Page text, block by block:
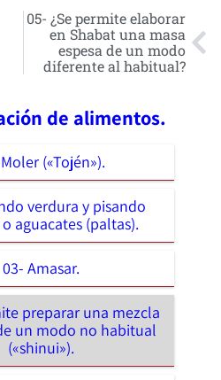
05- ¿Se permite elaborar
en Shabat una masa
espesa de un modo
diferente al habitual?
de alimentos.
(«Tojén»).
verdura y pisando
aguacates (paltas).
03- Amasar.
preparar una mezcla
un modo no habitual
(«shinui»).